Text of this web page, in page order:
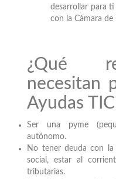
desarrollar para
con la Cámara de
¿Qué
necesitan
Ayudas
Ser una pyme
autónomo.
No tener deuda con la
social, estar al
tributarias.